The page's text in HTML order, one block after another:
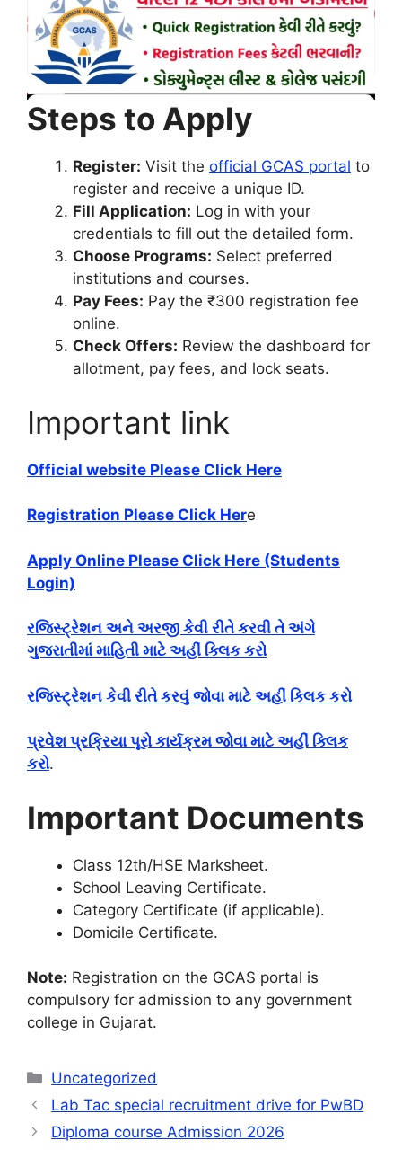
Steps to Apply
Register: Visit the official GCAS portal to
register and receive a unique ID.
Fill Application: Log in with your
credentials to fill out the detailed form.
Choose Programs: Select preferred
institutions and courses.
Pay Fees: Pay the ₹300 registration fee
online.
Check Offers: Review the dashboard for
allotment, pay fees, and lock seats.
Important link
Official website Please Click Here
Registration Please Click Here
Apply Online Please Click Here (Students
Login)
રજિસ્ટ્રેશન અને અરજી કેવી રીતે કરવી તે અંગે
ગુજરાતીમાં માહિતી માટે અહીં ક્લિક કરો
રજિસ્ટ્રેશન કેવી રીતે કરવું જોવા માટે અહીં ક્લિક કરો
પ્રવેશ પ્રક્રિયા પૂરો કાર્યક્રમ જોવા માટે અહીં ક્લિક
કરો.
Important Documents
Class 12th/HSE Marksheet.
School Leaving Certificate.
Category Certificate (if applicable).
Domicile Certificate.
Note: Registration on the GCAS portal is
compulsory for admission to any government
college in Gujarat.
Categories
Uncategorized
Lab Tac special recruitment drive for PwBD
Diploma course Admission 2026